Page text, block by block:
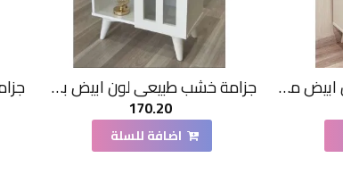
جزامة خشب طبيعي لون ابيض مقلم بسطح بيج 2 باب 60*33*90 سم جزامة خشب طبيعي لون ابيض بسطح بيج1 باب 60*33*90 سم
170.20
اضافة للسلة